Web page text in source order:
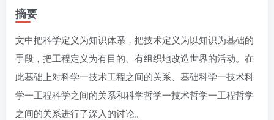
摘要
文中把科学定义为知识体系，把技术定义为以知识为基础的
手段，把工程定义为有目的、有组织地改造世界的活动。在
此基础上对科学一技术工程之间的关系、基础科学一技术科
学一工程科学之间的关系和科学哲学一技术哲学一工程哲学
之间的关系进行了深入的讨论。